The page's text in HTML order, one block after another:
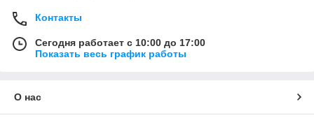
Контакты
Сегодня работает с 10:00 до 17:00
Показать весь график работы
О нас